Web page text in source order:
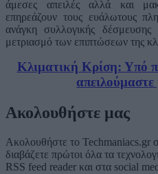
άμεσες απειλές αλλά και
επηρεάζουν τους ευάλωτους
ανάγκη συλλογικής
μετριασμό των επιπτώσεων της
Κλιματική Κρίση: Υπό
απειλούμαστε
Ακολουθήστε μας
Ακολουθήστε το Techmaniacs.gr
διαβάζετε πρώτοι όλα τα
RSS feed reader και στα social